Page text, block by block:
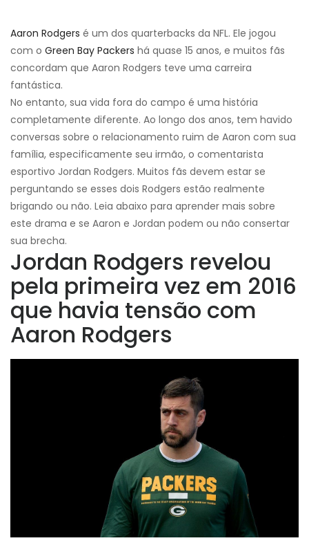
Aaron Rodgers é um dos quarterbacks da NFL. Ele jogou
com o Green Bay Packers há quase 15 anos, e muitos fãs
concordam que Aaron Rodgers teve uma carreira
fantástica.
No entanto, sua vida fora do campo é uma história
completamente diferente. Ao longo dos anos, tem havido
conversas sobre o relacionamento ruim de Aaron com sua
família, especificamente seu irmão, o comentarista
esportivo Jordan Rodgers. Muitos fãs devem estar se
perguntando se esses dois Rodgers estão realmente
brigando ou não. Leia abaixo para aprender mais sobre
este drama e se Aaron e Jordan podem ou não consertar
sua brecha.
Jordan Rodgers revelou
pela primeira vez em 2016
que havia tensão com
Aaron Rodgers